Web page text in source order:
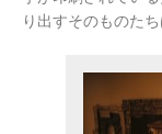
り出すそのものた